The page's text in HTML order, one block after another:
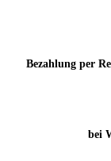
Bezahlung per
bei